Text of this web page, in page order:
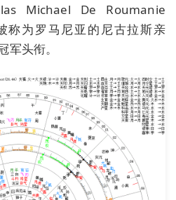
Michael De Roumanie
称为罗马尼亚的尼古拉斯亲
头衔。